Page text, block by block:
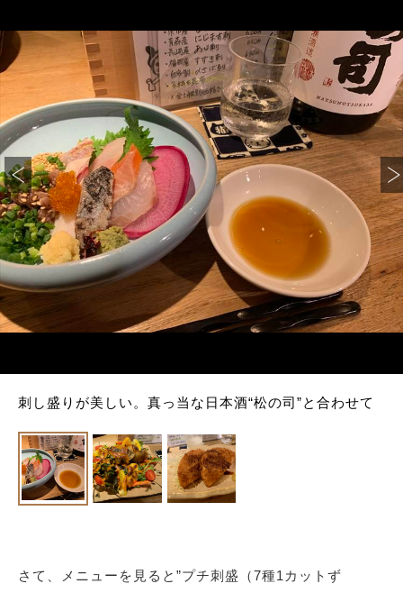
刺し盛りが美しい。真っ当な日本酒“松の司”と合わせて
さて、メニューを見ると”プチ刺盛（7種1カットず